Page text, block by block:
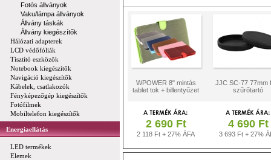
Fotós állványok
Vaku/lámpa állványok
Állvány táskák
Állvány kiegészítők
Hálózati adapterek
LCD védőfóliák
Tisztító eszközök
Notebook kiegészítők
Navigáció kiegészítők
Kábelek, csatlakozók
Fényképezőgép kiegészítők
Fotófilmek
Mobiltelefon kiegészítők
Energiaellátás
LED termékek
Elemek
WPOWER 8" mintás
tablet tok + billentyűzet
JJC SC-77 77mm
szűrőtartó
2 690 Ft
2 118 Ft + 27% ÁFA
4 690 Ft
3 693 Ft + 27%